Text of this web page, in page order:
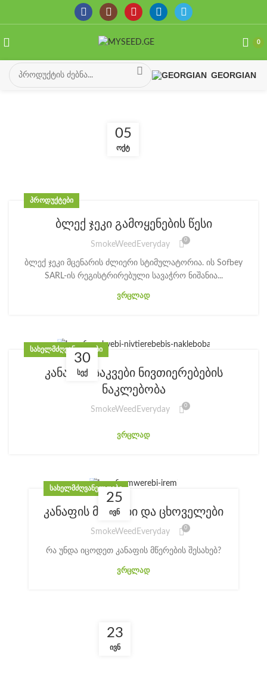
0
GEORGIAN
05
ᲝᲥᲢ
ᲞᲠᲝᲓᲣᲥᲢᲔᲑᲘ
ბლექ ჯეკი გამოყენების წესი
SmokeWeedEveryday 0
ბლექ ჯეკი მცენარის ძლიერი სტიმულატორია. ის Sofbey
SARL-ის რეგისტრირებული სავაჭრო ნიშანია...
ᲕᲠᲪᲚᲐᲓ
30
ᲡᲔᲥ
ᲡᲐᲮᲔᲚᲛᲫᲦᲕᲐᲜᲔᲚᲝᲔᲑᲘ
კანაფის საკვები ნივთიერებების
ნაკლებობა
SmokeWeedEveryday 0
ᲕᲠᲪᲚᲐᲓ
25
ᲘᲕᲜ
ᲡᲐᲮᲔᲚᲛᲫᲦᲕᲐᲜᲔᲚᲝᲔᲑᲘ
კანაფის მწერები და ცხოველები
SmokeWeedEveryday 0
რა უნდა იცოდეთ კანაფის მწერების შესახებ?
ᲕᲠᲪᲚᲐᲓ
23
ᲘᲕᲜ